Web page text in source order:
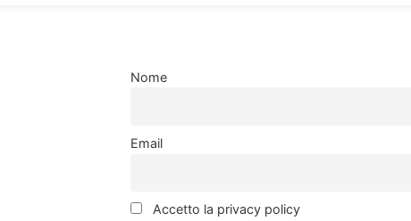
Nome
Email
Accetto la privacy policy